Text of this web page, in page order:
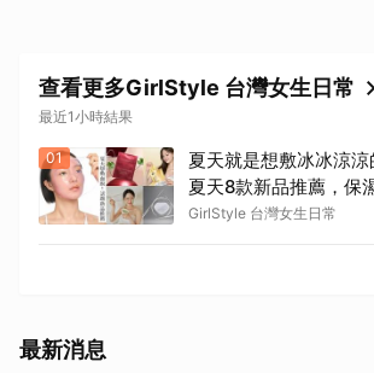
查看更多GirlStyle 台灣女生日常
最近1小時結果
01
夏天就是想敷冰冰涼
夏天8款新品推薦，保
一次整理，洗完澡敷真
GirlStyle 台灣女生日常
最新消息